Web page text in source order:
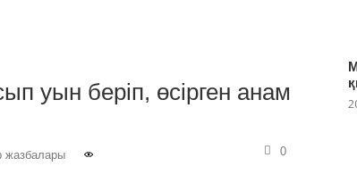
уын беріп, өсірген анам
жазбалары 0